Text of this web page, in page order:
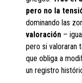
pero no la
dominando las
valoración –
pero si valoraran
que obliga a
un registro